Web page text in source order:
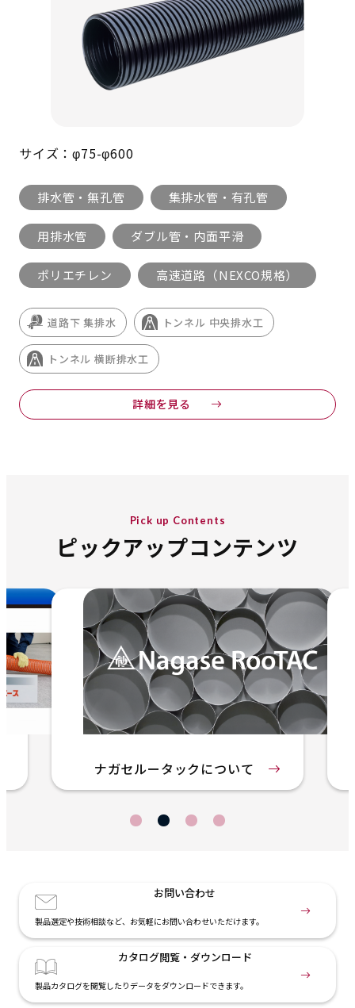
サイズ：φ75-φ600
排水管・無孔管 集排水管・有孔管
用排水管 ダブル管・内面平滑
ポリエチレン 高速道路（NEXCO規格）
道路下 集排水 トンネル 中央排水工
トンネル 横断排水工
詳細を見る
Pick up Contents
ピックアップコンテンツ
環境への取り組み
お問い合わせ
製品選定や技術相談など、お気軽にお問い合わせいただけます。
カタログ閲覧・ ダウンロード
製品カタログを閲覧したりデータをダウンロードできます。